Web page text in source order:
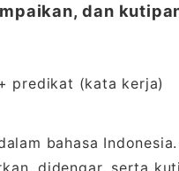
dan
predikat (kata kerja)
bahasa Indonesia.
didengar, serta